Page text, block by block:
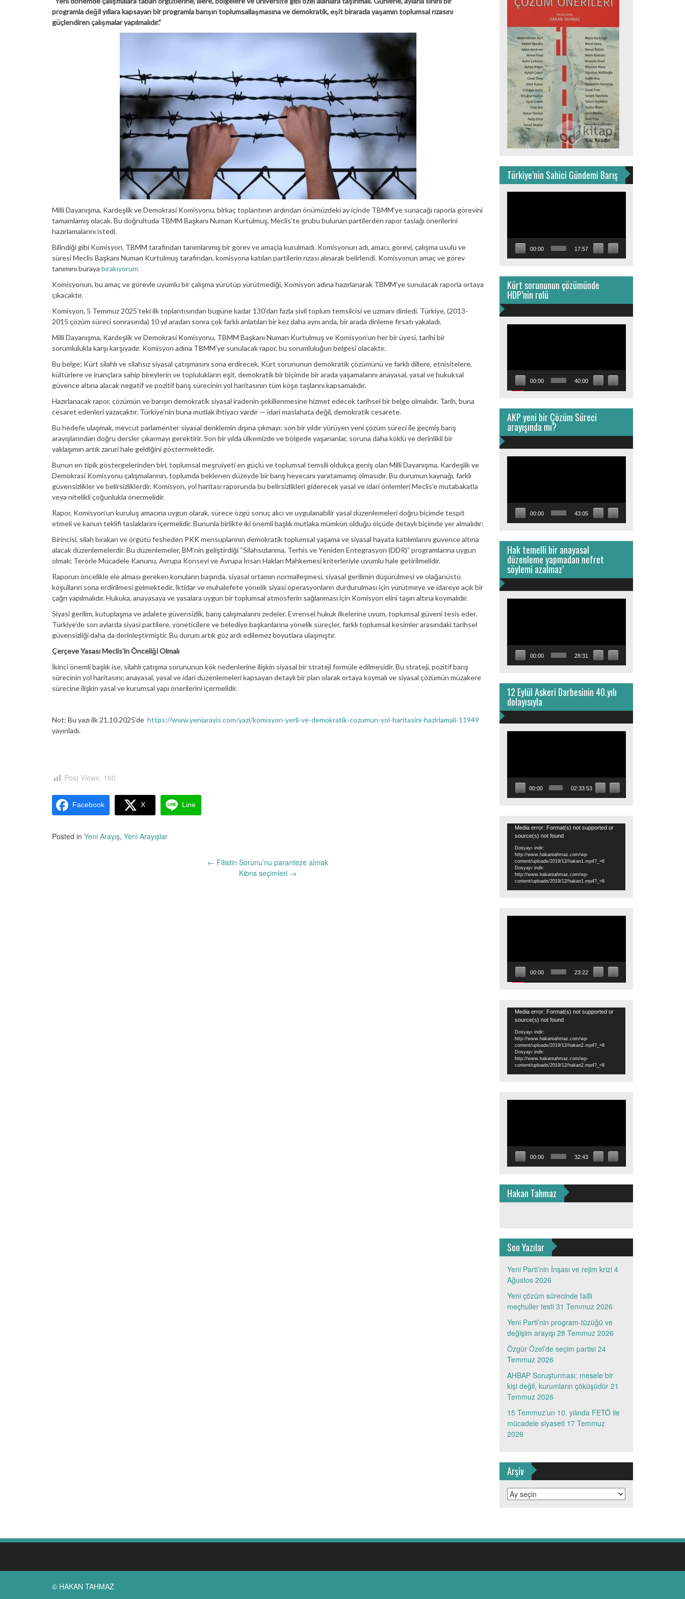
programla değil yıllara kapsayan bir programla barışın toplumsallaşmasına ve demokratik, eşit birarada yaşamın toplumsal rızasını
güçlendiren çalışmalar yapılmalıdır.”
Milli Dayanışma, Kardeşlik ve Demokrasi Komisyonu, birkaç toplantının ardından önümüzdeki ay içinde TBMM’ye sunacağı raporla görevini
tamamlamış olacak. Bu doğrultuda TBMM Başkanı Numan Kurtulmuş, Meclis’te grubu bulunan partilerden rapor taslağı önerilerini
hazırlamalarını istedi.
Bilindiği gibi Komisyon, TBMM tarafından tanımlanmış bir görev ve amaçla kurulmadı. Komisyonun adı, amacı, görevi, çalışma usulü ve
süresi Meclis Başkanı Numan Kurtulmuş tarafından, komisyona katılan partilerin rızası alınarak belirlendi. Komisyonun amaç ve görev
tanımını buraya bırakıyorum.
Komisyonun, bu amaç ve görevle uyumlu bir çalışma yürütüp yürütmediği, Komisyon adına hazırlanarak TBMM’ye sunulacak raporla ortaya
çıkacaktır.
Komisyon, 5 Temmuz 2025’teki ilk toplantısından bugüne kadar 130’dan fazla sivil toplum temsilcisi ve uzmanı dinledi. Türkiye, (2013-
2015 çözüm süreci sonrasında) 10 yıl aradan sonra çok farklı anlatıları bir kez daha aynı anda, bir arada dinleme fırsatı yakaladı.
Milli Dayanışma, Kardeşlik ve Demokrasi Komisyonu, TBMM Başkanı Numan Kurtulmuş ve Komisyon’un her bir üyesi, tarihi bir
sorumlulukla karşı karşıyadır. Komisyon adına TBMM’ye sunulacak rapor, bu sorumluluğun belgesi olacaktır.
Bu belge; Kürt silahlı ve silahsız siyasal çatışmasını sona erdirecek, Kürt sorununun demokratik çözümünü ve farklı dillere, etnisitelere,
kültürlere ve inançlara sahip bireylerin ve toplulukların eşit, demokratik bir biçimde bir arada yaşamalarını anayasal, yasal ve hukuksal
güvence altına alacak negatif ve pozitif barış sürecinin yol haritasının tüm köşe taşlarını kapsamalıdır.
Hazırlanacak rapor, çözümün ve barışın demokratik siyasal iradenin şekillenmesine hizmet edecek tarihsel bir belge olmalıdır. Tarih, buna
cesaret edenleri yazacaktır. Türkiye’nin buna mutlak ihtiyacı vardır — idari maslahata değil, demokratik cesarete.
Bu hedefe ulaşmak, mevcut parlamenter siyasal denklemin dışına çıkmayı; son bir yıldır yürüyen yeni çözüm süreci ile geçmiş barış
arayışlarından doğru dersler çıkarmayı gerektirir. Son bir yılda ülkemizde ve bölgede yaşananlar, soruna daha köklü ve derinlikli bir
yaklaşımın artık zaruri hale geldiğini göstermektedir.
Bunun en tipik göstergelerinden biri, toplumsal meşruiyeti en güçlü ve toplumsal temsili oldukça geniş olan Milli Dayanışma, Kardeşlik ve
Demokrasi Komisyonu çalışmalarının, toplumda beklenen düzeyde bir barış heyecanı yaratamamış olmasıdır. Bu durumun kaynağı, farklı
güvensizlikler ve belirsizliklerdir. Komisyon, yol haritası raporunda bu belirsizlikleri giderecek yasal ve idari önlemleri Meclis’e mutabakatla
veya nitelikli çoğunlukla önermelidir.
Rapor, Komisyon’un kuruluş amacına uygun olarak, sürece özgü sonuç alıcı ve uygulanabilir yasal düzenlemeleri doğru biçimde tespit
etmeli ve kanun teklifi taslaklarını içermelidir. Bununla birlikte iki önemli başlık mutlaka mümkün olduğu ölçüde detaylı biçimde yer almalıdır:
Birincisi, silah bırakan ve örgütü fesheden PKK mensuplarının demokratik toplumsal yaşama ve siyasal hayata katılımlarını güvence altına
alacak düzenlemelerdir. Bu düzenlemeler, BM’nin geliştirdiği “Silahsızlanma, Terhis ve Yeniden Entegrasyon (DDR)” programlarına uygun
olmalı; Terörle Mücadele Kanunu, Avrupa Konseyi ve Avrupa İnsan Hakları Mahkemesi kriterleriyle uyumlu hale getirilmelidir.
Raporun öncelikle ele alması gereken konuların başında, siyasal ortamın normalleşmesi, siyasal gerilimin düşürülmesi ve olağanüstü
koşulların sona erdirilmesi gelmektedir. İktidar ve muhalefete yönelik siyasi operasyonların durdurulması için yürütmeye ve idareye açık bir
çağrı yapılmalıdır. Hukuka, anayasaya ve yasalara uygun bir toplumsal atmosferin sağlanması için Komisyon elini taşın altına koymalıdır.
Siyasi gerilim, kutuplaşma ve adalete güvensizlik, barış çalışmalarını zedeler. Evrensel hukuk ilkelerine uyum, toplumsal güveni tesis eder.
Türkiye’de son aylarda siyasi partilere, yöneticilere ve belediye başkanlarına yönelik süreçler, farklı toplumsal kesimler arasındaki tarihsel
güvensizliği daha da derinleştirmiştir. Bu durum artık göz ardı edilemez boyutlara ulaşmıştır.
Çerçeve Yasası Meclis’in Önceliği Olmalı
İkinci önemli başlık ise, silahlı çatışma sorununun kök nedenlerine ilişkin siyasal bir strateji formüle edilmesidir. Bu strateji, pozitif barış
sürecinin yol haritasını; anayasal, yasal ve idari düzenlemeleri kapsayan detaylı bir plan olarak ortaya koymalı ve siyasal çözümün müzakere
sürecine ilişkin yasal ve kurumsal yapı önerilerini içermelidir.
Not: Bu yazı ilk 21.10.2025’de https://www.yeniarayis.com/yazi/komisyon-yerli-ve-demokratik-cozumun-yol-haritasini-hazirlamali-11949
yayınladı.
Post Views: 160
Facebook X Line
Posted in Yeni Arayış, Yeni Arayışlar
← Filistin Sorunu’nu paranteze almak
Kıbrıs seçimleri →
Türkiye’nin Sahici Gündemi Barış
00:00 17:57
Kürt sorununun çözümünde
HDP’nin rolü
00:00 40:00
AKP yeni bir Çözüm Süreci
arayışında mı?
00:00 43:05
Hak temelli bir anayasal
düzenleme yapmadan nefret
söylemi azalmaz’
00:00 28:31
12 Eylül Askeri Darbesinin 40.yılı
dolayısıyla
00:00 02:33:53
Video
oynatıcı
Media error: Format(s) not supported or
source(s) not found
Dosyayı indir:
http://www.hakantahmaz.com/wp-
content/uploads/2019/12/hakan1.mp4?_=6
Dosyayı indir:
http://www.hakantahmaz.com/wp-
content/uploads/2019/12/hakan1.mp4?_=6
00:00 23:22
Video
oynatıcı
Media error: Format(s) not supported or
source(s) not found
Dosyayı indir:
http://www.hakantahmaz.com/wp-
content/uploads/2019/12/hakan2.mp4?_=8
Dosyayı indir:
http://www.hakantahmaz.com/wp-
content/uploads/2019/12/hakan2.mp4?_=8
00:00 32:43
Hakan Tahmaz
Son Yazılar
Yeni Parti’nin İnşası ve rejim krizi 4
Ağustos 2026
Yeni çözüm sürecinde failli
meçhuller testi 31 Temmuz 2026
Yeni Parti’nin program-tüzüğü ve
değişim arayışı 28 Temmuz 2026
Özgür Özel’de seçim partisi 24
Temmuz 2026
AHBAP Soruşturması: mesele bir
kişi değil, kurumların çöküşüdür 21
Temmuz 2026
15 Temmuz’un 10. yılında FETÖ ile
mücadele siyaseti 17 Temmuz
2026
Arşiv
Arşiv
© HAKAN TAHMAZ